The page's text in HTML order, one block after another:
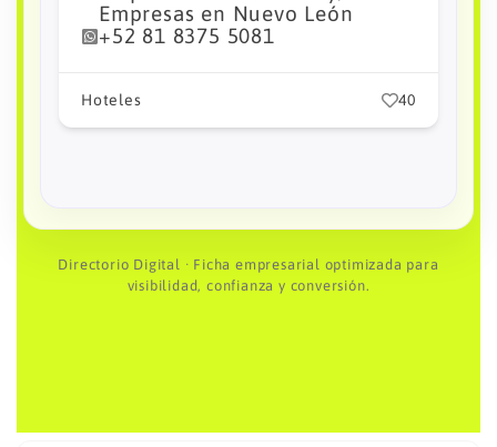
Empresas en México ,empresas
en monterrey,Empresas en
Directorio Digital · Ficha empresarial optimizada para
visibilidad, confianza y conversión.